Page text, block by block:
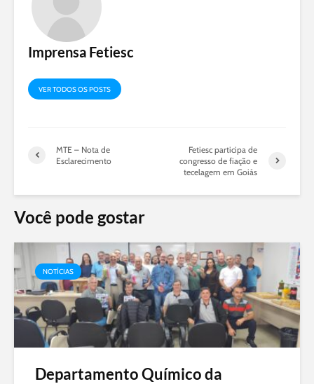
Imprensa Fetiesc
VER TODOS OS POSTS
MTE – Nota de
Esclarecimento
Fetiesc participa de
congresso de fiação e
tecelagem em Goiás
Você pode gostar
NOTÍCIAS
Departamento Químico da